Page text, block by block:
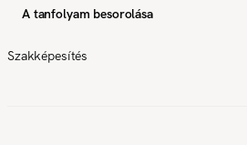
A tanfolyam besorolása
Szakképesítés